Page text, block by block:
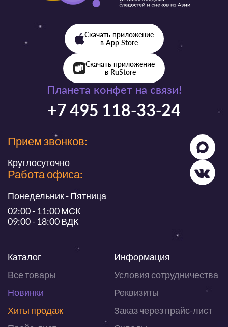
Планета конфет на связи!
+7 495 118-33-24
Прием звонков:
Круглосуточно
Работа офиса:
Понедельник - Пятница
02:00 - 11:00 МСК
09:00 - 18:00 ВДК
Каталог
Все товары
Новинки
Хиты продаж
Информация
Условия сотрудничества
Реквизиты
Заказ через прайс-лист
Скачать приложение
в App Store
Скачать приложение
в RuStore